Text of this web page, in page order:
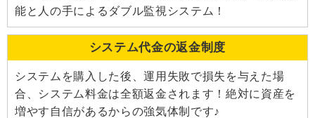
能と人の手によるダブル監視システム！
システム代金の返金制度
システムを購入した後、運用失敗で損失を与えた場
合、システム料金は全額返金されます！絶対に資産を
増やす自信があるからの強気体制です♪